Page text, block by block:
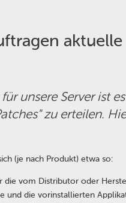
unsere Server ist
zu erteilen.
(je nach Produkt) etwa so:
die vom Distributor oder
und die vorinstallierten